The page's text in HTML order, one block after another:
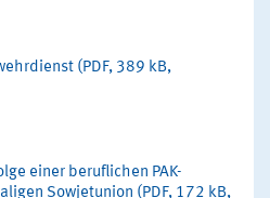
(PDF, 389 kB,
einer beruflichen PAK-
Sowjetunion (PDF, 172 kB,